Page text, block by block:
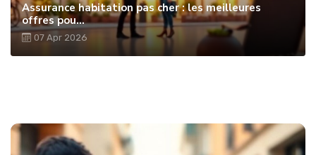
Assurance habitation pas cher : les meilleures
offres pou...
07 Apr 2026